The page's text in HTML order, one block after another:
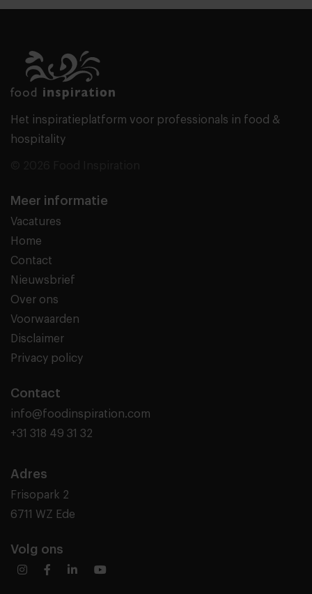
Het inspiratieplatform voor professionals in food &
hospitality
Meer informatie
Vacatures
Home
Contact
Nieuwsbrief
Over ons
Voorwaarden
Disclaimer
Privacy policy
Contact
info@foodinspiration.com
+31 318 49 31 32
Adres
Frisopark 2
6711 WZ Ede
Volg ons